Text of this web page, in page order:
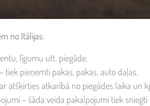
no Itālijas:
līgumu utt. piegāde.
– tiek pieņemti pakas, pakas, auto daļas.
atšķirties atkarībā no piegādes laika un
– šāda veida pakalpojumi tiek sniegti